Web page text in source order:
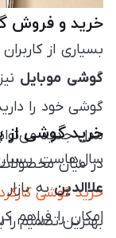
خرید و فروش
بسیاری از
گوشی موبایل
گوشی خود را
مدل جدید
در میان
خرید گوشی
بهترین تصمیم را
خرید گوشی از
سال‌هاست
علاالدینبه
امکان را